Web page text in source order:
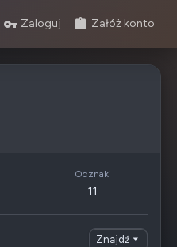
Zaloguj Załóż konto
Odznaki
11
Znajdź